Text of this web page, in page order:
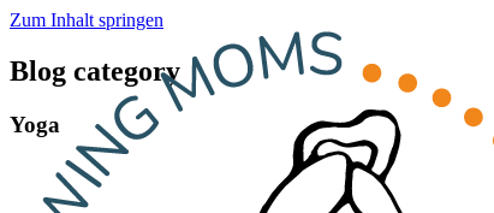
Zum Inhalt springen
Blog category
Yoga